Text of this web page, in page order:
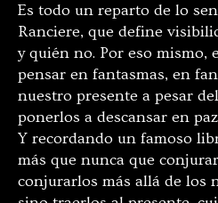
Es todo un reparto de lo
Ranciere, que define
y quién no. Por eso mismo,
pensar en fantasmas, en
nuestro presente a pesar
ponerlos a descansar en
Y recordando un famoso
más que nunca que
conjurarlos más allá de los